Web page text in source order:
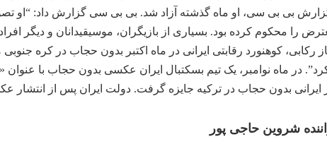
بی بی سی، او ماه گذشته آزاد شد. بی بی سی گزارش داد: “او
را محکوم کرده بود. بسیاری از بازیگران، موسیقیدانان و دیگر
در ماه نوامبر، یک تیم بسکتبال ایران عکسی بدون حجاب با عنوان
ایرانی بدون حجاب در ترکیه جایزه گرفت. دولت ایران پس از
شروین حاجی پور